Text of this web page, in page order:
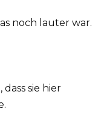
noch lauter war.
sie hier